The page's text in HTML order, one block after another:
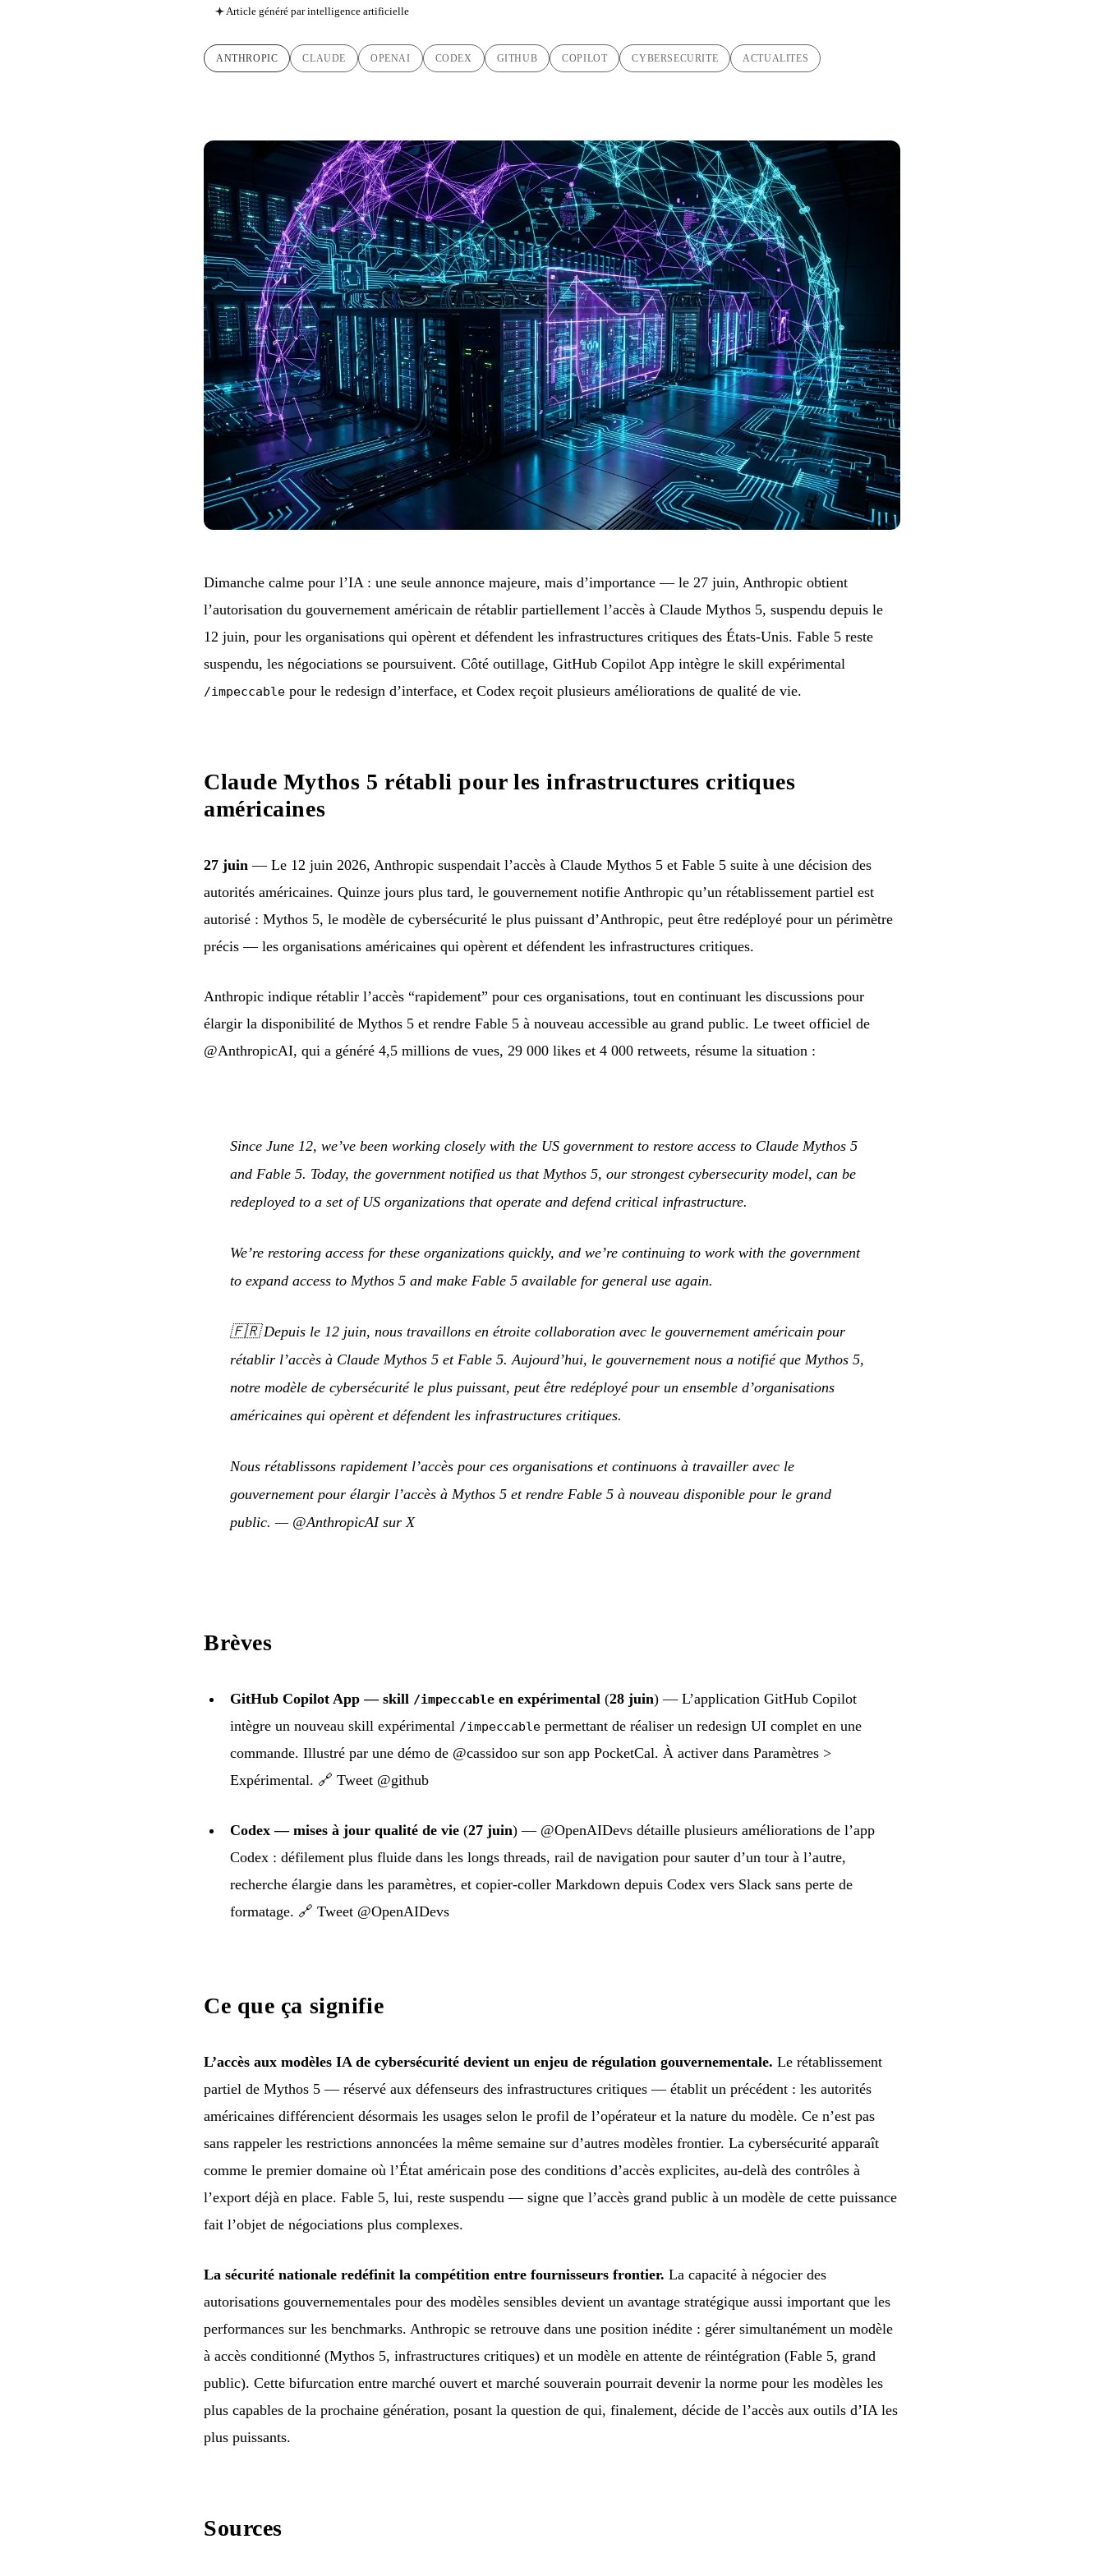
Article généré par intelligence artificielle
ANTHROPIC CLAUDE OPENAI CODEX GITHUB COPILOT CYBERSECURITE ACTUALITES
Dimanche calme pour l’IA : une seule annonce majeure, mais d’importance — le 27 juin, Anthropic obtient
l’autorisation du gouvernement américain de rétablir partiellement l’accès à Claude Mythos 5, suspendu depuis le
12 juin, pour les organisations qui opèrent et défendent les infrastructures critiques des États-Unis. Fable 5 reste
suspendu, les négociations se poursuivent. Côté outillage, GitHub Copilot App intègre le skill expérimental
/impeccable pour le redesign d’interface, et Codex reçoit plusieurs améliorations de qualité de vie.
Claude Mythos 5 rétabli pour les infrastructures critiques
américaines
27 juin — Le 12 juin 2026, Anthropic suspendait l’accès à Claude Mythos 5 et Fable 5 suite à une décision des
autorités américaines. Quinze jours plus tard, le gouvernement notifie Anthropic qu’un rétablissement partiel est
autorisé : Mythos 5, le modèle de cybersécurité le plus puissant d’Anthropic, peut être redéployé pour un périmètre
précis — les organisations américaines qui opèrent et défendent les infrastructures critiques.
Anthropic indique rétablir l’accès “rapidement” pour ces organisations, tout en continuant les discussions pour
élargir la disponibilité de Mythos 5 et rendre Fable 5 à nouveau accessible au grand public. Le tweet officiel de
@AnthropicAI, qui a généré 4,5 millions de vues, 29 000 likes et 4 000 retweets, résume la situation :
Since June 12, we’ve been working closely with the US government to restore access to Claude Mythos 5
and Fable 5. Today, the government notified us that Mythos 5, our strongest cybersecurity model, can be
redeployed to a set of US organizations that operate and defend critical infrastructure.
We’re restoring access for these organizations quickly, and we’re continuing to work with the government
to expand access to Mythos 5 and make Fable 5 available for general use again.
🇫🇷Depuis le 12 juin, nous travaillons en étroite collaboration avec le gouvernement américain pour
rétablir l’accès à Claude Mythos 5 et Fable 5. Aujourd’hui, le gouvernement nous a notifié que Mythos 5,
notre modèle de cybersécurité le plus puissant, peut être redéployé pour un ensemble d’organisations
américaines qui opèrent et défendent les infrastructures critiques.
Nous rétablissons rapidement l’accès pour ces organisations et continuons à travailler avec le
gouvernement pour élargir l’accès à Mythos 5 et rendre Fable 5 à nouveau disponible pour le grand
public. — @AnthropicAI sur X
Brèves
GitHub Copilot App — skill /impeccable en expérimental (28 juin) — L’application GitHub Copilot
intègre un nouveau skill expérimental /impeccable permettant de réaliser un redesign UI complet en une
commande. Illustré par une démo de @cassidoo sur son app PocketCal. À activer dans Paramètres >
Expérimental. 🔗 Tweet @github
Codex — mises à jour qualité de vie (27 juin) — @OpenAIDevs détaille plusieurs améliorations de l’app
Codex : défilement plus fluide dans les longs threads, rail de navigation pour sauter d’un tour à l’autre,
recherche élargie dans les paramètres, et copier-coller Markdown depuis Codex vers Slack sans perte de
formatage. 🔗 Tweet @OpenAIDevs
Ce que ça signifie
L’accès aux modèles IA de cybersécurité devient un enjeu de régulation gouvernementale. Le rétablissement
partiel de Mythos 5 — réservé aux défenseurs des infrastructures critiques — établit un précédent : les autorités
américaines différencient désormais les usages selon le profil de l’opérateur et la nature du modèle. Ce n’est pas
sans rappeler les restrictions annoncées la même semaine sur d’autres modèles frontier. La cybersécurité apparaît
comme le premier domaine où l’État américain pose des conditions d’accès explicites, au-delà des contrôles à
l’export déjà en place. Fable 5, lui, reste suspendu — signe que l’accès grand public à un modèle de cette puissance
fait l’objet de négociations plus complexes.
La sécurité nationale redéfinit la compétition entre fournisseurs frontier. La capacité à négocier des
autorisations gouvernementales pour des modèles sensibles devient un avantage stratégique aussi important que les
performances sur les benchmarks. Anthropic se retrouve dans une position inédite : gérer simultanément un modèle
à accès conditionné (Mythos 5, infrastructures critiques) et un modèle en attente de réintégration (Fable 5, grand
public). Cette bifurcation entre marché ouvert et marché souverain pourrait devenir la norme pour les modèles les
plus capables de la prochaine génération, posant la question de qui, finalement, décide de l’accès aux outils d’IA les
plus puissants.
Sources